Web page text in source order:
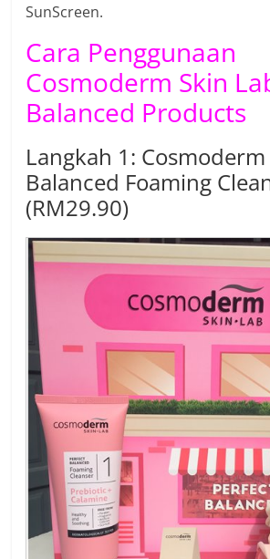
SunScreen.
Cara Penggunaan
Cosmoderm Skin
Balanced Products
Langkah 1:
Balanced Foaming
(RM29.90)